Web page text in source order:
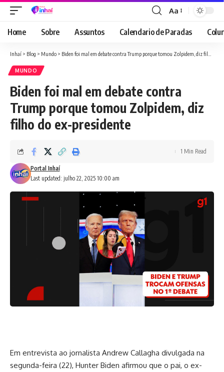
Font
Resizer
Aa
Home Sobre Assuntos Calendario de Paradas
Inhaí > Blog > Mundo > Biden foi mal em debate contra Trump porque tomou Zolpidem, diz filho do ex-presidente
MUNDO
Biden foi mal em debate contra
Trump porque tomou Zolpidem, diz
filho do ex-presidente
Last updated: julho 22, 2025 10:00 am
Portal Inhaí
1 Min Read
Em entrevista ao jornalista Andrew Callagha divulgada na
segunda-feira (22), Hunter Biden afirmou que o pai, o ex-